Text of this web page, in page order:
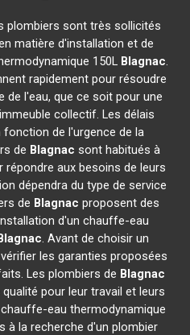
plombiers sont très sollicités
matière d'installation et de
150L Blagnac.
rapidement pour résoudre
de l'eau, que ce soit pour une
collectif. Les délais
de l'urgence de la
de Blagnac sont habitués à
aux besoins de leurs
dépendra du type de service
de Blagnac proposent des
d'un chauffe-eau
. Avant de choisir un
les garanties proposées
Les plombiers de Blagnac
pour leur travail et leurs
eau thermodynamique
à la recherche d'un plombier